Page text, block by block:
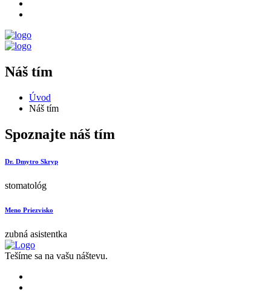
Náš tím
Úvod
Náš tím
Spoznajte náš tím
Dr. Dmytro Skryp
stomatológ
Meno Priezvisko
zubná asistentka
Tešíme sa na vašu náštevu.